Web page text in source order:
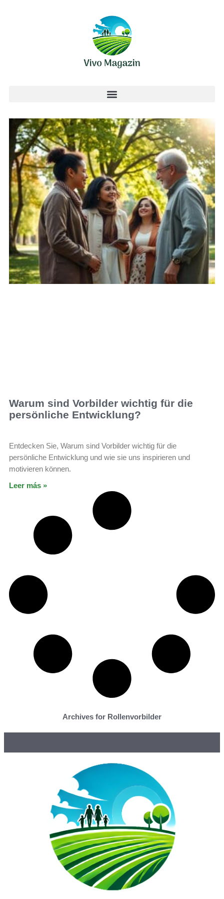
Warum sind Vorbilder wichtig für die
persönliche Entwicklung?
Entdecken Sie, Warum sind Vorbilder wichtig für die
persönliche Entwicklung und wie sie uns inspirieren und
motivieren können.
Leer más »
Archives for Rollenvorbilder